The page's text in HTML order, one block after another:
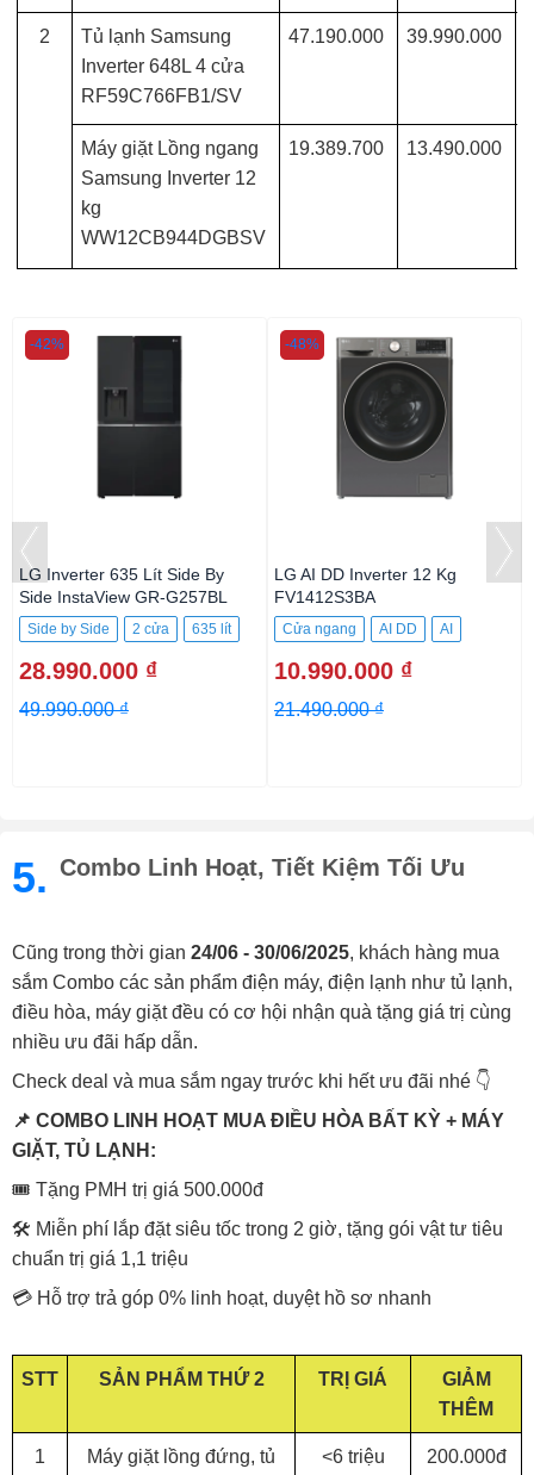
2
Tủ lạnh Samsung
Inverter 648L 4 cửa
RF59C766FB1/SV
47.190.000 39.990.000
Máy giặt Lồng ngang
Samsung Inverter 12
kg
WW12CB944DGBSV
19.389.700 13.490.000
LG Inverter 635 Lít Side By
Side InstaView GR-G257BL
Side by Side 2 cửa 635 lít
28.990.000 ₫
49.990.000 ₫
-42%
LG AI DD Inverter 12 Kg
FV1412S3BA
Cửa ngang AI DD
AI
12Kg
10.990.000 ₫
21.490.000 ₫
-48%
5. Combo Linh Hoạt, Tiết Kiệm Tối Ưu
Cũng trong thời gian 24/06 - 30/06/2025, khách hàng mua
sắm Combo các sản phẩm điện máy, điện lạnh như tủ lạnh,
điều hòa, máy giặt đều có cơ hội nhận quà tặng giá trị cùng
nhiều ưu đãi hấp dẫn.
Check deal và mua sắm ngay trước khi hết ưu đãi nhé 👇
📌 COMBO LINH HOẠT MUA ĐIỀU HÒA BẤT KỲ + MÁY
GIẶT, TỦ LẠNH:
🎟️ Tặng PMH trị giá 500.000đ
🛠️ Miễn phí lắp đặt siêu tốc trong 2 giờ, tặng gói vật tư tiêu
chuẩn trị giá 1,1 triệu
💳 Hỗ trợ trả góp 0% linh hoạt, duyệt hồ sơ nhanh
STT SẢN PHẨM THỨ 2 TRỊ GIÁ
GIẢM
THÊM
1
Máy giặt lồng đứng, tủ
<6 triệu
200.000đ